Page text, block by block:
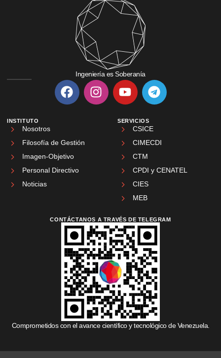
Ingeniería es Soberanía
INSTITUTO
Nosotros
Filosofía de Gestión
Imagen-Objetivo
Personal Directivo
Noticias
SERVICIOS
CSICE
CIMECDI
CTM
CPDI y CENATEL
CIES
MEB
CONTÁCTANOS A TRAVÉS DE TELEGRAM
Comprometidos con el avance científico y tecnológico de Venezuela.